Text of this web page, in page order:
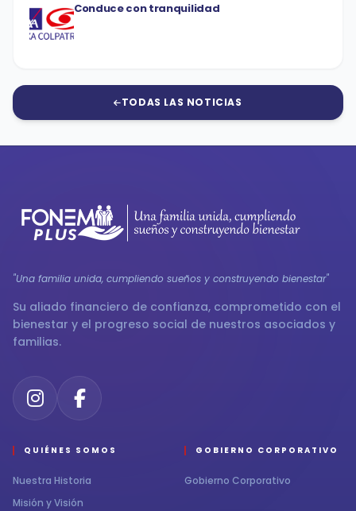
Conduce con tranquilidad
TODAS LAS NOTICIAS
"Una familia unida, cumpliendo sueños y construyendo bienestar"
Su aliado financiero de confianza, comprometido con el
bienestar y el progreso social de nuestros asociados y
familias.
QUIÉNES SOMOS
Nuestra Historia
Misión y Visión
GOBIERNO CORPORATIVO
Gobierno Corporativo